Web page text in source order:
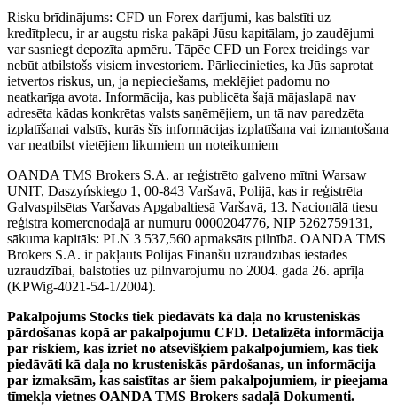
Risku brīdinājums: CFD un Forex darījumi, kas balstīti uz
kredītplecu, ir ar augstu riska pakāpi Jūsu kapitālam, jo zaudējumi
var sasniegt depozīta apmēru. Tāpēc CFD un Forex treidings var
nebūt atbilstošs visiem investoriem. Pārliecinieties, ka Jūs saprotat
ietvertos riskus, un, ja nepieciešams, meklējiet padomu no
neatkarīga avota. Informācija, kas publicēta šajā mājaslapā nav
adresēta kādas konkrētas valsts saņēmējiem, un tā nav paredzēta
izplatīšanai valstīs, kurās šīs informācijas izplatīšana vai izmantošana
var neatbilst vietējiem likumiem un noteikumiem
OANDA TMS Brokers S.A. ar reģistrēto galveno mītni Warsaw
UNIT, Daszyńskiego 1, 00-843 Varšavā, Polijā, kas ir reģistrēta
Galvaspilsētas Varšavas Apgabaltiesā Varšavā, 13. Nacionālā tiesu
reģistra komercnodaļā ar numuru 0000204776, NIP 5262759131,
sākuma kapitāls: PLN 3 537,560 apmaksāts pilnībā. OANDA TMS
Brokers S.A. ir pakļauts Polijas Finanšu uzraudzības iestādes
uzraudzībai, balstoties uz pilnvarojumu no 2004. gada 26. aprīļa
(KPWig-4021-54-1/2004).
Pakalpojums Stocks tiek piedāvāts kā daļa no krusteniskās
pārdošanas kopā ar pakalpojumu CFD. Detalizēta informācija
par riskiem, kas izriet no atsevišķiem pakalpojumiem, kas tiek
piedāvāti kā daļa no krusteniskās pārdošanas, un informācija
par izmaksām, kas saistītas ar šiem pakalpojumiem, ir pieejama
tīmekļa vietnes OANDA TMS Brokers sadaļā Dokumenti.